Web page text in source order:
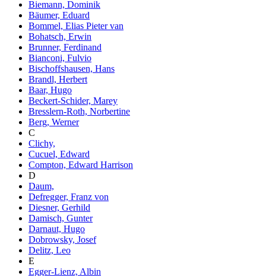
Biemann, Dominik
Bäumer, Eduard
Bommel, Elias Pieter van
Bohatsch, Erwin
Brunner, Ferdinand
Bianconi, Fulvio
Bischoffshausen, Hans
Brandl, Herbert
Baar, Hugo
Beckert-Schider, Marey
Bresslern-Roth, Norbertine
Berg, Werner
C
Clichy,
Cucuel, Edward
Compton, Edward Harrison
D
Daum,
Defregger, Franz von
Diesner, Gerhild
Damisch, Gunter
Darnaut, Hugo
Dobrowsky, Josef
Delitz, Leo
E
Egger-Lienz, Albin